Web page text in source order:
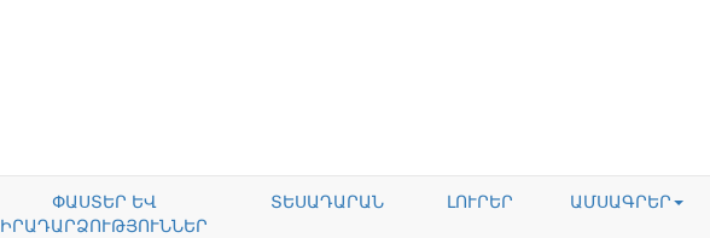
ՓԱՍՏԵՐ ԵՎ
ԻՐԱԴԱՐՁՈՒԹՅՈՒՆՆԵՐ
ՏԵՍԱԴԱՐԱՆ ԼՈՒՐԵՐ ԱՄՍԱԳՐԵՐ